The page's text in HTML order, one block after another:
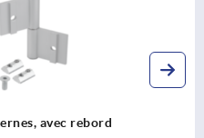
Charnière en thermoplastique